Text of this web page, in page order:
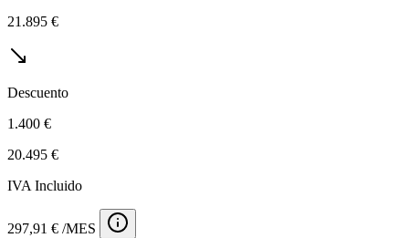
21.895 €
Descuento
1.400 €
20.495 €
IVA Incluido
297,91 € /MES